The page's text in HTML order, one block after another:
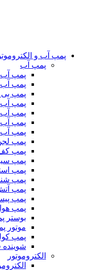
پمپ آب و
پمپ آب
پمپ
پمپ
پمپ بی
پمپ آب
پمپ آب
پمپ آب
پمپ
پمپ
پمپ
پمپ
پمپ
پمپ
پمپ
پمپ
پمپ
بوستر
موتور
پمپ
الکتروموتور